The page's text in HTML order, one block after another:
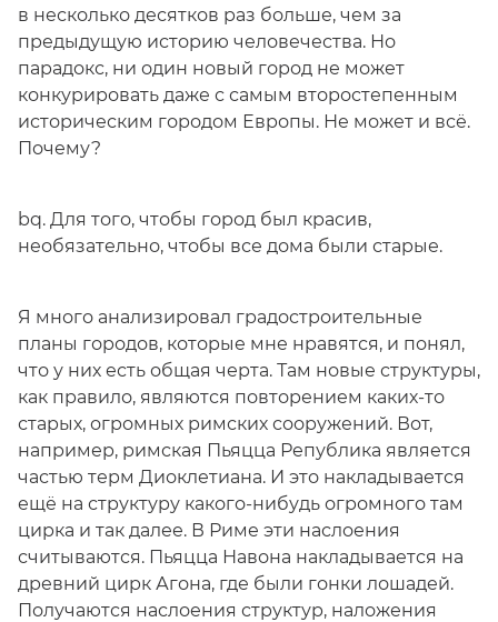
в несколько десятков раз больше, чем за
предыдущую историю человечества. Но
парадокс, ни один новый город не может
конкурировать даже с самым второстепенным
историческим городом Европы. Не может и всё.
Почему?
bq. Для того, чтобы город был красив,
необязательно, чтобы все дома были старые.
Я много анализировал градостроительные
планы городов, которые мне нравятся, и понял,
что у них есть общая черта. Там новые структуры,
как правило, являются повторением каких-то
старых, огромных римских сооружений. Вот,
например, римская Пьяцца Република является
частью терм Диоклетиана. И это накладывается
ещё на структуру какого-нибудь огромного там
цирка и так далее. В Риме эти наслоения
считываются. Пьяцца Навона накладывается на
древний цирк Агона, где были гонки лошадей.
Получаются наслоения структур, наложения